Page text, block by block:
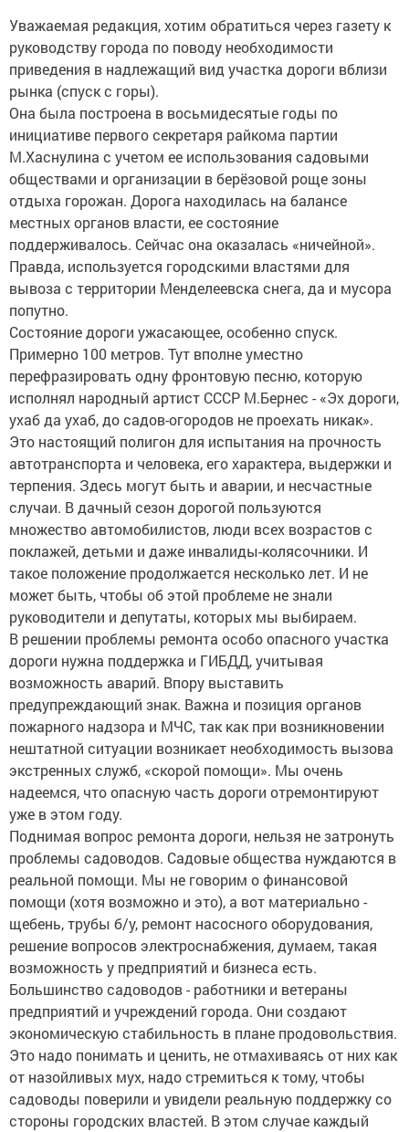
Уважаемая редакция, хотим обратиться через газету к
руководству города по поводу необходимости
приведения в надлежащий вид участка дороги вблизи
рынка (спуск с горы).
Она была построена в восьмидесятые годы по
инициативе первого секретаря райкома партии
М.Хаснулина с учетом ее использования садовыми
обществами и организации в берёзовой роще зоны
отдыха горожан. Дорога находилась на балансе
местных органов власти, ее состояние
поддерживалось. Сейчас она оказалась «ничейной».
Правда, используется городскими властями для
вывоза с территории Менделеевска снега, да и мусора
попутно.
Состояние дороги ужасающее, особенно спуск.
Примерно 100 метров. Тут вполне уместно
перефразировать одну фронтовую песню, которую
исполнял народный артист СССР М.Бернес - «Эх дороги,
ухаб да ухаб, до садов-огородов не проехать никак».
Это настоящий полигон для испытания на прочность
автотранспорта и человека, его характера, выдержки и
терпения. Здесь могут быть и аварии, и несчастные
случаи. В дачный сезон дорогой пользуются
множество автомобилистов, люди всех возрастов с
поклажей, детьми и даже инвалиды-колясочники. И
такое положение продолжается несколько лет. И не
может быть, чтобы об этой проблеме не знали
руководители и депутаты, которых мы выбираем.
В решении проблемы ремонта особо опасного участка
дороги нужна поддержка и ГИБДД, учитывая
возможность аварий. Впору выставить
предупреждающий знак. Важна и позиция органов
пожарного надзора и МЧС, так как при возникновении
нештатной ситуации возникает необходимость вызова
экстренных служб, «скорой помощи». Мы очень
надеемся, что опасную часть дороги отремонтируют
уже в этом году.
Поднимая вопрос ремонта дороги, нельзя не затронуть
проблемы садоводов. Садовые общества нуждаются в
реальной помощи. Мы не говорим о финансовой
помощи (хотя возможно и это), а вот материально -
щебень, трубы б/у, ремонт насосного оборудования,
решение вопросов электроснабжения, думаем, такая
возможность у предприятий и бизнеса есть.
Большинство садоводов - работники и ветераны
предприятий и учреждений города. Они создают
экономическую стабильность в плане продовольствия.
Это надо понимать и ценить, не отмахиваясь от них как
от назойливых мух, надо стремиться к тому, чтобы
садоводы поверили и увидели реальную поддержку со
стороны городских властей. В этом случае каждый